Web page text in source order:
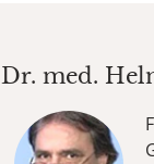
Dr. med.